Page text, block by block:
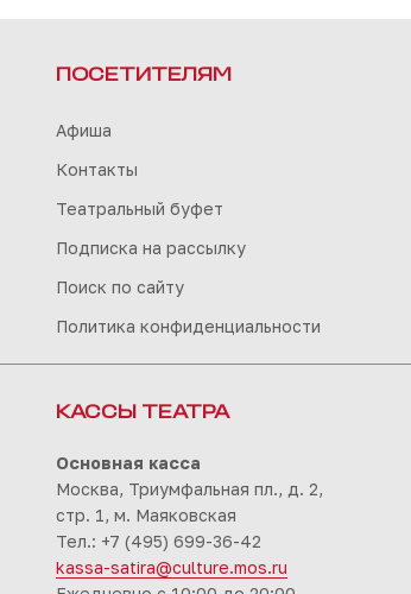
ПОСЕТИТЕЛЯМ
Афиша
Контакты
Театральный буфет
Подписка на рассылку
Поиск по сайту
Политика конфиденциальности
КАССЫ ТЕАТРА
Основная касса
Москва, Триумфальная пл., д. 2,
стр. 1, м. Маяковская
Тел.: +7 (495) 699-36-42
kassa-satira@culture.mos.ru